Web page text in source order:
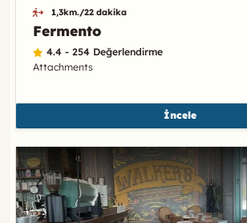
1,3km./22 dakika
Fermento
4.4 - 254 Değerlendirme
Attachments
İncele